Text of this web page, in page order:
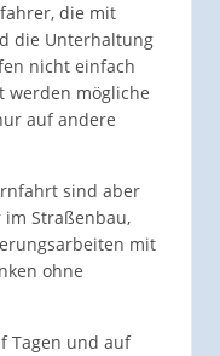
die mit
die Unterhaltung
nicht einfach
werden mögliche
auf andere
sind aber
Straßenbau,
mit
ohne
Tagen und auf